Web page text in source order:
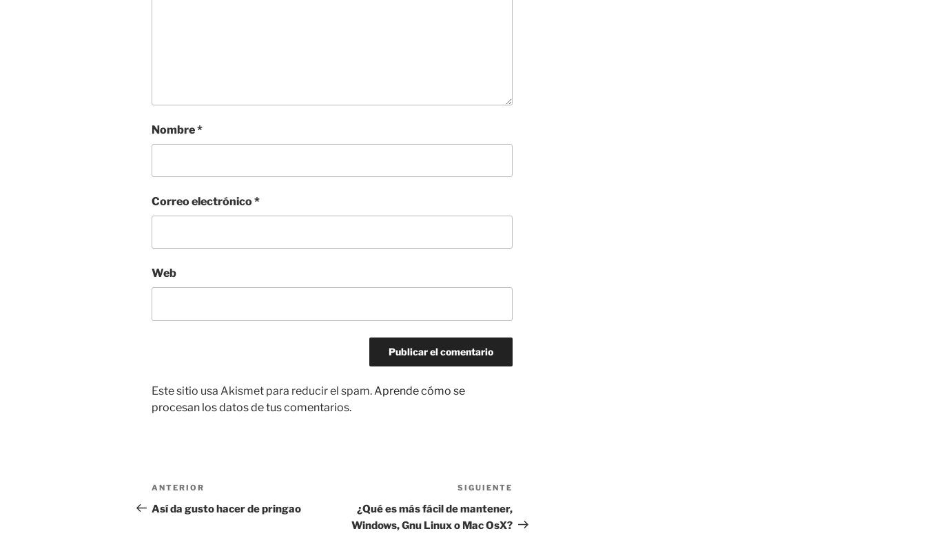
Nombre*
Correo electrónico*
Web
Este sitio usa Akismet para reducir el spam.Aprende cómo se
procesan los datos de tus comentarios.
Navegación
de
Entrada
anterior:
ANTERIOR
Así da gusto hacer de pringao
SIGUIENTE
¿Qué es más fácil de mantener,
Windows, Gnu Linux o Mac OsX?